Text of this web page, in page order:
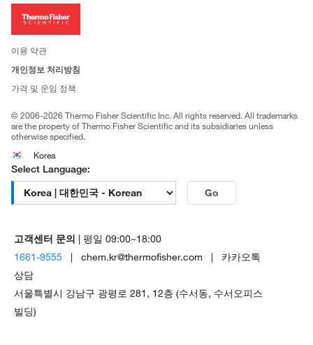
투자자
사회적 책임
브랜드
이용 약관
개인정보 처리방침
가격 및 운임 정책
© 2006-2026 Thermo Fisher Scientific Inc. All rights reserved. All trademarks
are the property of Thermo Fisher Scientific and its subsidiaries unless
otherwise specified.
Korea
Select Language:
Go
고객센터 문의 | 평일 09:00~18:00
1661-9555 | chem.kr@thermofisher.com | 카카오톡
상담
서울특별시 강남구 광평로 281, 12층 (수서동, 수서오피스
빌딩)